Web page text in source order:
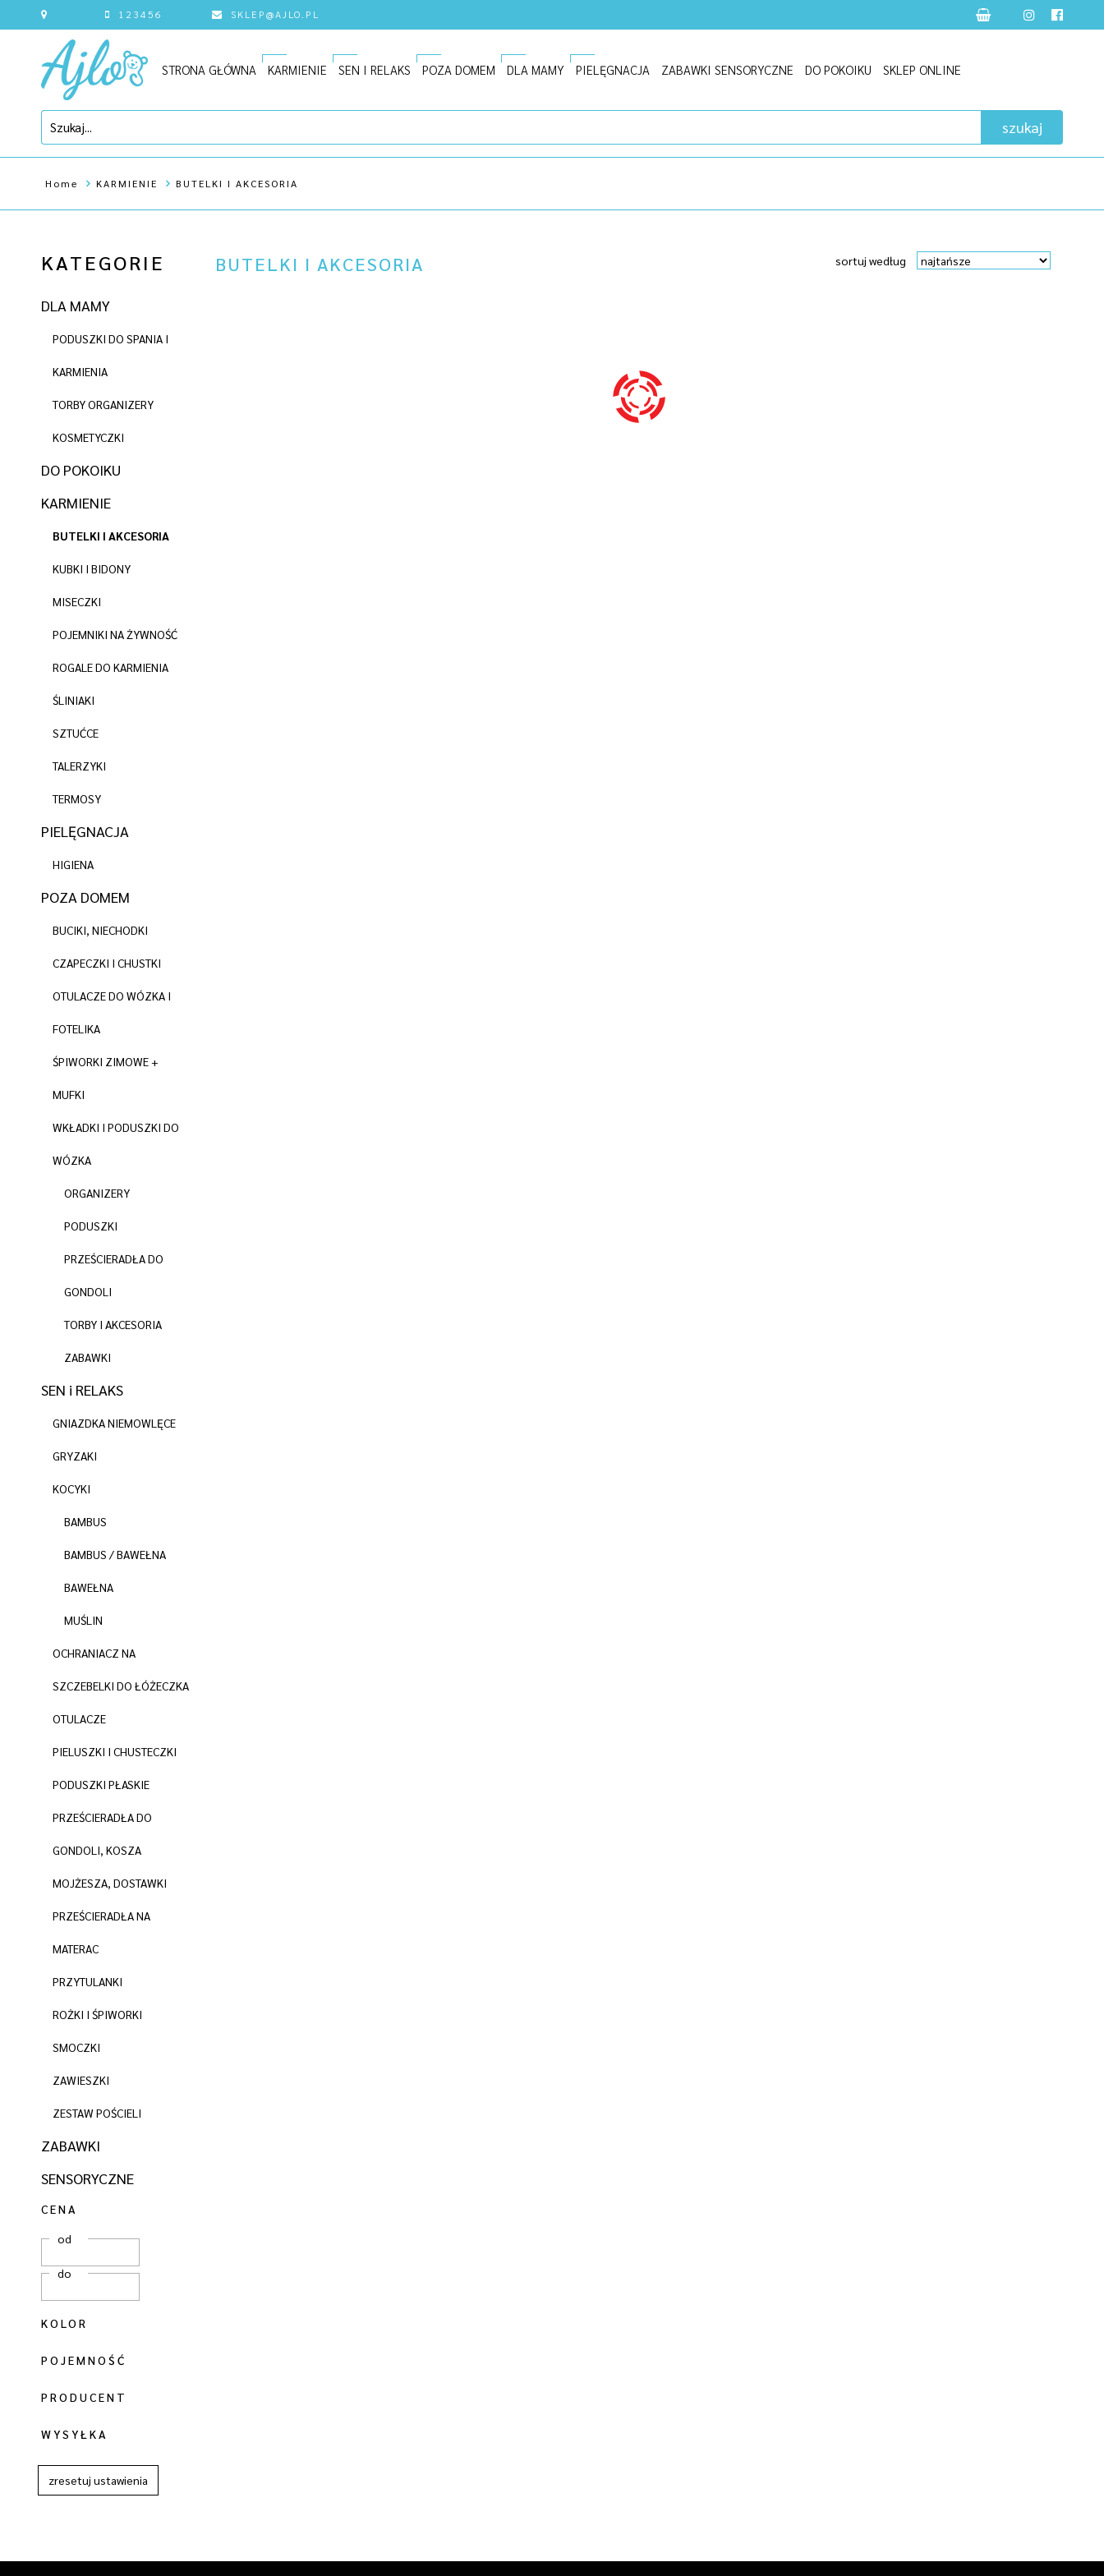
123456 SKLEP@AJLO.PL
STRONA GŁÓWNA KARMIENIE SEN I RELAKS POZA DOMEM DLA MAMY PIELĘGNACJA ZABAWKI SENSORYCZNE DO POKOIKU SKLEP ONLINE
szukaj
Home KARMIENIE BUTELKI I AKCESORIA
KATEGORIE
DLA MAMY
PODUSZKI DO SPANIA I
KARMIENIA
TORBY ORGANIZERY
KOSMETYCZKI
DO POKOIKU
KARMIENIE
BUTELKI I AKCESORIA
KUBKI I BIDONY
MISECZKI
POJEMNIKI NA ŻYWNOŚĆ
ROGALE DO KARMIENIA
ŚLINIAKI
SZTUĆCE
TALERZYKI
TERMOSY
PIELĘGNACJA
HIGIENA
POZA DOMEM
BUCIKI, NIECHODKI
CZAPECZKI I CHUSTKI
OTULACZE DO WÓZKA I
FOTELIKA
ŚPIWORKI ZIMOWE +
MUFKI
WKŁADKI I PODUSZKI DO
WÓZKA
ORGANIZERY
PODUSZKI
PRZEŚCIERADŁA DO
GONDOLI
TORBY I AKCESORIA
ZABAWKI
SEN i RELAKS
GNIAZDKA NIEMOWLĘCE
GRYZAKI
KOCYKI
BAMBUS
BAMBUS / BAWEŁNA
BAWEŁNA
MUŚLIN
OCHRANIACZ NA
SZCZEBELKI DO ŁÓŻECZKA
OTULACZE
PIELUSZKI I CHUSTECZKI
PODUSZKI PŁASKIE
PRZEŚCIERADŁA DO
GONDOLI, KOSZA
MOJŻESZA, DOSTAWKI
PRZEŚCIERADŁA NA
MATERAC
PRZYTULANKI
ROŻKI I ŚPIWORKI
SMOCZKI
ZAWIESZKI
ZESTAW POŚCIELI
ZABAWKI
SENSORYCZNE
CENA
od
do
KOLOR
POJEMNOŚĆ
PRODUCENT
WYSYŁKA
zresetuj ustawienia
BUTELKI I AKCESORIA sortuj według